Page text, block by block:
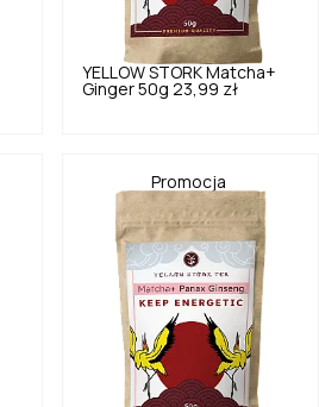
YELLOW STORK Matcha+
Ginger 50g 23,99 zł
Promocja